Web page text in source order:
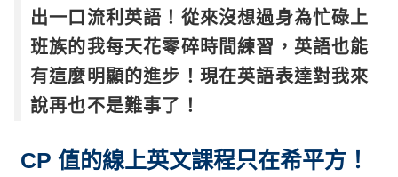
出一口流利英語！從來沒想過身為忙碌上
班族的我每天花零碎時間練習，英語也能
有這麼明顯的進步！現在英語表達對我來
說再也不是難事了！
CP 值的線上英文課程只在希平方！